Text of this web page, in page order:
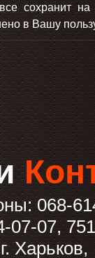
сохранит
в Вашу
068-
07-07,
Харьков,